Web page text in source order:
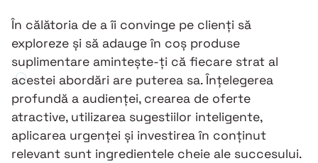
În călătoria de a îi convinge pe clienți să
exploreze și să adauge în coș produse
suplimentare amintește-ți că fiecare strat al
acestei abordări are puterea sa. Înțelegerea
profundă a audienței, crearea de oferte
atractive, utilizarea sugestiilor inteligente,
aplicarea urgenței și investirea în conținut
relevant sunt ingredientele cheie ale succesului.